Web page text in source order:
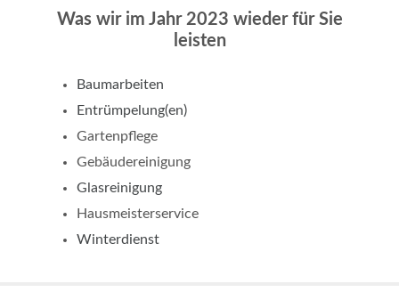
Was wir im Jahr 2023 wieder für Sie
leisten
Baumarbeiten
Entrümpelung(en)
Gartenpflege
Gebäudereinigung
Glasreinigung
Hausmeisterservice
Winterdienst